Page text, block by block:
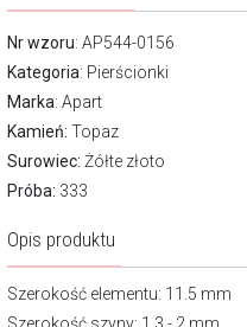
Nr wzoru: AP544-0156
Kategoria: Pierścionki
Marka: Apart
Kamień: Topaz
Surowiec: Żółte złoto
Próba: 333
Opis produktu
Szerokość elementu: 11.5 mm